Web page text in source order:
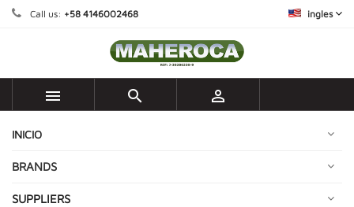
Call us: +58 4146002468 ingles
  
INICIO
BRANDS
SUPPLIERS